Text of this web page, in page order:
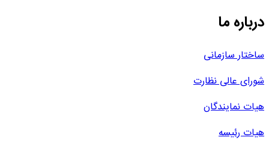
درباره ما
ساختار سازمانی
شورای عالی نظارت
هیات نمایندگان
هیات رئیسه